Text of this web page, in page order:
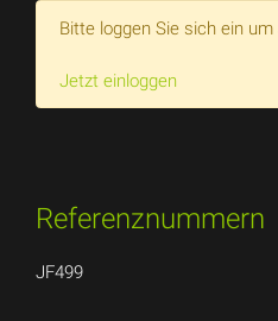
Bitte loggen Sie sich ein
Jetzt einloggen
Referenznummern
JF499